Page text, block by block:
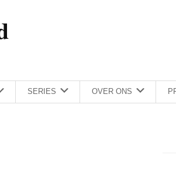
SERIES OVER ONS